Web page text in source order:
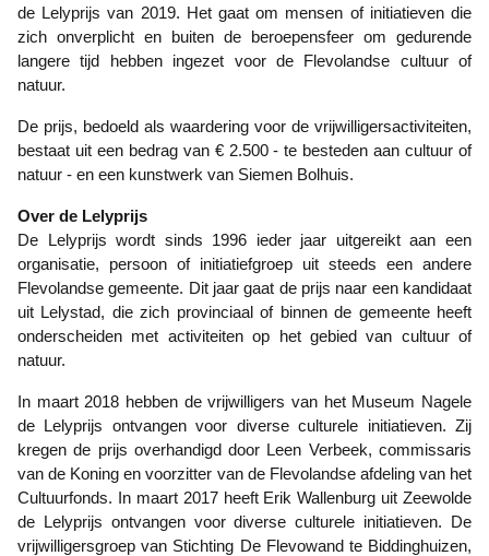
de Lelyprijs van 2019. Het gaat om mensen of initiatieven die
zich onverplicht en buiten de beroepensfeer om gedurende
langere tijd hebben ingezet voor de Flevolandse cultuur of
natuur.
De prijs, bedoeld als waardering voor de vrijwilligersactiviteiten,
bestaat uit een bedrag van € 2.500 - te besteden aan cultuur of
natuur - en een kunstwerk van Siemen Bolhuis.
Over de Lelyprijs
De Lelyprijs wordt sinds 1996 ieder jaar uitgereikt aan een
organisatie, persoon of initiatiefgroep uit steeds een andere
Flevolandse gemeente. Dit jaar gaat de prijs naar een kandidaat
uit Lelystad, die zich provinciaal of binnen de gemeente heeft
onderscheiden met activiteiten op het gebied van cultuur of
natuur.
In maart 2018 hebben de vrijwilligers van het Museum Nagele
de Lelyprijs ontvangen voor diverse culturele initiatieven. Zij
kregen de prijs overhandigd door Leen Verbeek, commissaris
van de Koning en voorzitter van de Flevolandse afdeling van het
Cultuurfonds. In maart 2017 heeft Erik Wallenburg uit Zeewolde
de Lelyprijs ontvangen voor diverse culturele initiatieven. De
vrijwilligersgroep van Stichting De Flevowand te Biddinghuizen,